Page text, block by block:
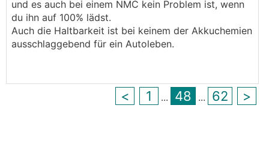
und es auch bei einem NMC kein Problem ist, wenn
du ihn auf 100% lädst.
Auch die Haltbarkeit ist bei keinem der Akkuchemien
ausschlaggebend für ein Autoleben.
< 1 ... 48 ... 62 >